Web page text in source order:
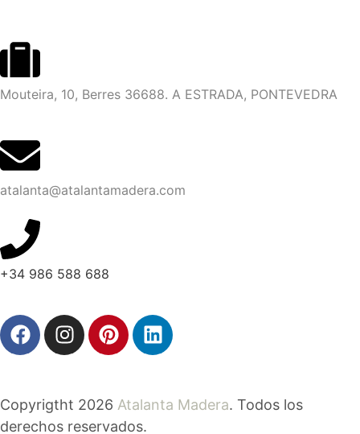
Mouteira, 10, Berres 36688. A ESTRADA, PONTEVEDRA
atalanta@atalantamadera.com
+34 986 588 688
Copyrigtht 2026 Atalanta Madera. Todos los
derechos reservados.